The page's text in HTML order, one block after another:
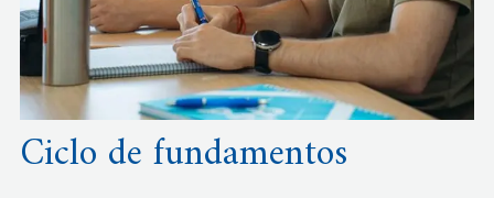
Ciclo de fundamentos